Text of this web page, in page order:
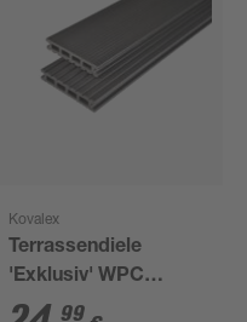
Kovalex
Terrassendiele
'Exklusiv' WPC
graubraun 3000 x 145
99